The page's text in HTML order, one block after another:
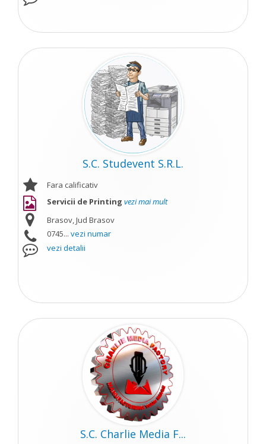
S.C. Studevent S.R.L.
Fara calificativ
Servicii de Printing vezi mai mult
Brasov, Jud Brasov
0745... vezi numar
vezi detalii
S.C. Charlie Media F...